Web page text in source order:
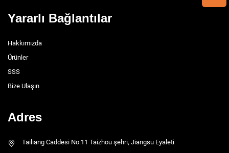
Yararlı Bağlantılar
Hakkımızda
Ürünler
SSS
Bize Ulaşın
Adres
Tailiang Caddesi No:11 Taizhou şehri, Jiangsu Eyaleti